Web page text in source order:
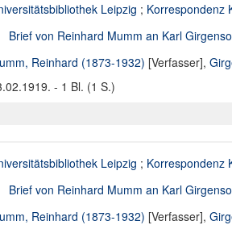
Leipzig ; Korrespondenz
Brief von Reinhard Mumm an Karl
Reinhard (1873-1932) [Verfasser],
- 1 Bl. (1 S.)
Leipzig ; Korrespondenz
Brief von Reinhard Mumm an Karl
Reinhard (1873-1932) [Verfasser],